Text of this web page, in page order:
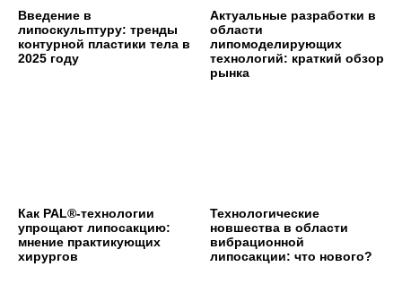
Введение в
липоскульптуру: тренды
контурной пластики тела в
2025 году
Актуальные разработки в
области
липомоделирующих
технологий: краткий обзор
рынка
Как PAL®-технологии
упрощают липосакцию:
мнение практикующих
хирургов
Технологические
новшества в области
вибрационной
липосакции: что нового?